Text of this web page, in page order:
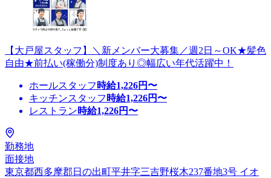
【大戸屋スタッフ】＼新メンバー大募集／週2日～OK★髪色
自由★前払い(稼働分)制度あり◎幅広い年代活躍中！
ホールスタッフ 時給1,226円〜
キッチンスタッフ 時給1,226円〜
レストラン時給1,226円〜
勤務地
面接地
東京都西多摩郡日の出町平井字三吉野桜木237番地3号 イオ